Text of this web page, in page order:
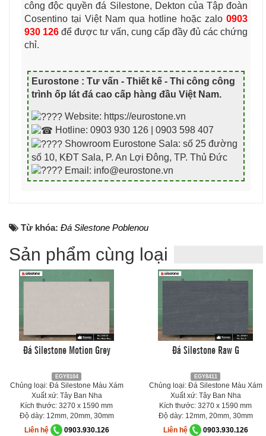
công độc quyền đá Silestone, Dekton của Tập đoàn
Cosentino tại Việt Nam qua hotline hoặc zalo 0903
930 126 để được tư vấn, cung cấp đầy đủ các chứng
chỉ.
Eurostone : Tư vấn - Thiết kế - Thi công công
trình ốp lát đá cao cấp hàng đầu Việt Nam.
Website: https://eurostone.vn
Hotline: 0903 930 126 | 0903 598 407
Showroom Eurostone Sala: số 25 đường
số 10, KĐT Sala, P. An Lợi Đông, TP. Thủ Đức
Email: info@eurostone.vn
Từ khóa: Đá Silestone Poblenou
Sản phẩm cùng loại
Đá Silestone Motion Grey
EGY8104
Chủng loại: Đá Silestone Màu Xám
Xuất xứ: Tây Ban Nha
Kích thước: 3270 x 1590 mm
Độ dày: 12mm, 20mm, 30mm
Liên hệ
0903.930.126
Đá Silestone Raw G
EGY8411
Chủng loại: Đá Silestone Màu Xám
Xuất xứ: Tây Ban Nha
Kích thước: 3270 x 1590 mm
Độ dày: 12mm, 20mm, 30mm
Liên hệ
0903.930.126